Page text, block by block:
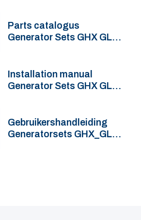
Parts catalogus
Generator Sets GHX GLX
Installation manual
Generator Sets GHX GLX
Gebruikershandleiding
Generatorsets GHX_GLX